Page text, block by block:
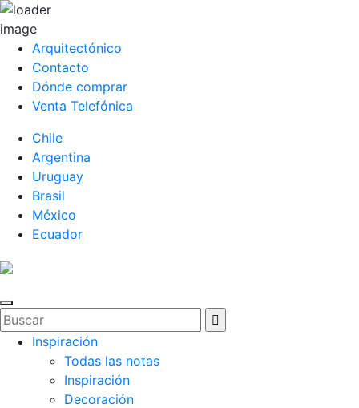
Arquitectónico
Contacto
Dónde comprar
Venta Telefónica
Chile
Argentina
Uruguay
Brasil
México
Ecuador
Inspiración
Todas las notas
Inspiración
Decoración